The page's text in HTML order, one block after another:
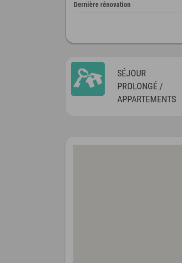
Dernière rénovation
SÉJOUR
PROLONGÉ /
APPARTEMENTS